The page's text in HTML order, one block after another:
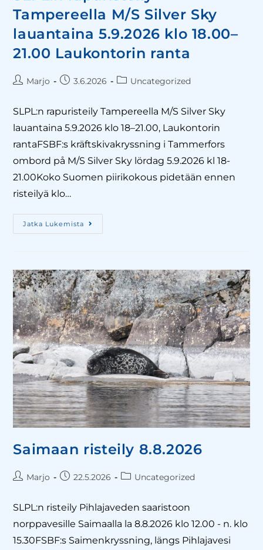
Tampereella M/S Silver Sky
lauantaina 5.9.2026 klo 18.00–
21.00 Laukontorin ranta
Marjo 3.6.2026 Uncategorized
SLPL:n rapuristeily Tampereella M/S Silver Sky
lauantaina 5.9.2026 klo 18–21.00, Laukontorin
rantaFSBF:s kräftskivakryssning i Tammerfors
ombord på M/S Silver Sky lördag 5.9.2026 kl 18-
21.00Koko Suomen piirikokous pidetään ennen
risteilyä klo…
Jatka Lukemista
Saimaan risteily 8.8.2026
Marjo 22.5.2026 Uncategorized
SLPL:n risteily Pihlajaveden saaristoon
norppavesille Saimaalla la 8.8.2026 klo 12.00 - n. klo
15.30FSBF:s Saimenkryssning, längs Pihlajavesi